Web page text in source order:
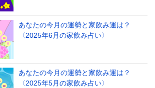
あなたの今月の運勢と家飲み運は？
〈2025年6月の家飲み占い〉
あなたの今月の運勢と家飲み運は？
〈2025年5月の家飲み占い〉